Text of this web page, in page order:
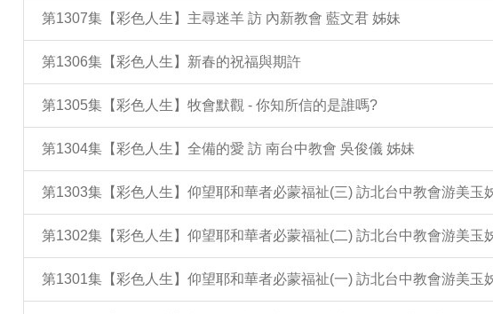
第1307集【彩色人生】主尋迷羊 訪 內新教會 藍文君 姊妹
第1306集【彩色人生】新春的祝福與期許
第1305集【彩色人生】牧會默觀 - 你知所信的是誰嗎?
第1304集【彩色人生】全備的愛 訪 南台中教會 吳俊儀 姊妹
第1303集【彩色人生】仰望耶和華者必蒙福祉(三) 訪北台中教會游美玉
第1302集【彩色人生】仰望耶和華者必蒙福祉(二) 訪北台中教會游美玉
第1301集【彩色人生】仰望耶和華者必蒙福祉(一) 訪北台中教會游美玉